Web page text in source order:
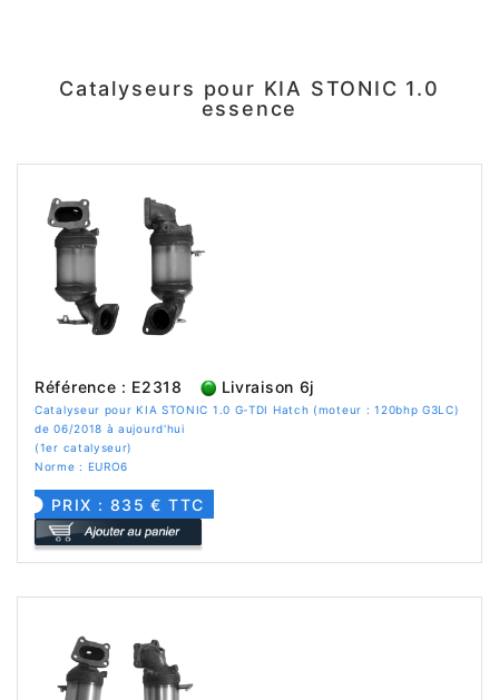
Catalyseurs pour KIA STONIC 1.0
essence
Référence : E2318 Livraison 6j
Catalyseur pour KIA STONIC 1.0 G-TDI Hatch (moteur : 120bhp G3LC)
de 06/2018 à aujourd'hui
(1er catalyseur)
Norme : EURO6
PRIX : 835 € TTC